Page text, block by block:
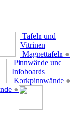
Tafeln und
Vitrinen
Magnettafeln ●
Pinnwände und
Infoboards
Korkpinnwände ●
●